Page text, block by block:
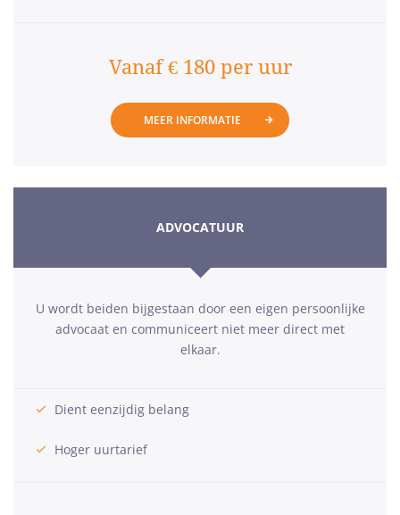
Vanaf € 180 per uur
MEER INFORMATIE
ADVOCATUUR
U wordt beiden bijgestaan door een eigen persoonlijke
advocaat en communiceert niet meer direct met
elkaar.
Dient eenzijdig belang
Hoger uurtarief